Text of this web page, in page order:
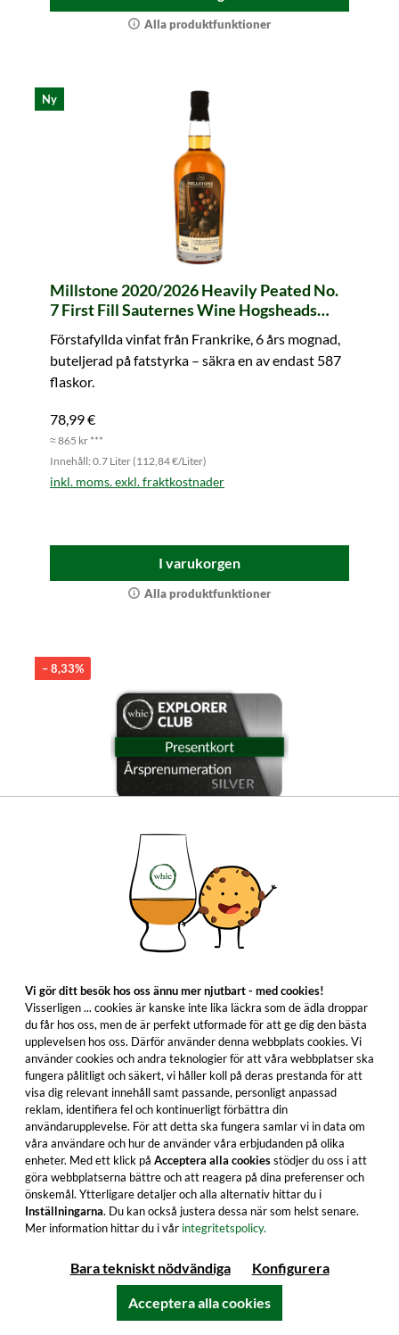
Alla produktfunktioner
Ny
Millstone 2020/2026 Heavily Peated No.
7 First Fill Sauternes Wine Hogsheads
Förstafyllda vinfat från Frankrike, 6 års mognad,
buteljerad på fatstyrka – säkra en av endast 587
flaskor.
78,99 €
≈ 865 kr ***
Innehåll: 0.7 Liter (112,84 €/Liter)
inkl. moms. exkl. fraktkostnader
I varukorgen
Alla produktfunktioner
– 8,33%
Whisky-presentprenumeration - 1 år
Explorer Club Silver
Ett år av premium-njutning: whic-grundaren
Arne Wesche väljer ut whiskysorter för kännare.
Varje månad en ny, levererad direkt till
300,00 € 275,00 €
≈ 3 284 kr 3 010 kr ***
inkl. moms. exkl. fraktkostnader
I varukorgen
Alla produktfunktioner
Vi gör ditt besök hos oss ännu mer njutbart - med cookies!
Visserligen ... cookies är kanske inte lika läckra som de ädla droppar
du får hos oss, men de är perfekt utformade för att ge dig den bästa
upplevelsen hos oss. Därför använder denna webbplats cookies. Vi
använder cookies och andra teknologier för att våra webbplatser ska
fungera pålitligt och säkert, vi håller koll på deras prestanda för att
visa dig relevant innehåll samt passande, personligt anpassad
reklam, identifiera fel och kontinuerligt förbättra din
användarupplevelse. För att detta ska fungera samlar vi in data om
våra användare och hur de använder våra erbjudanden på olika
enheter. Med ett klick på Acceptera alla cookiesstödjer du oss i att
göra webbplatserna bättre och att reagera på dina preferenser och
önskemål. Ytterligare detaljer och alla alternativ hittar du i
Inställningarna. Du kan också justera dessa när som helst senare.
Mer information hittar du i vår integritetspolicy.
Bara tekniskt nödvändiga Konfigurera
Acceptera alla cookies